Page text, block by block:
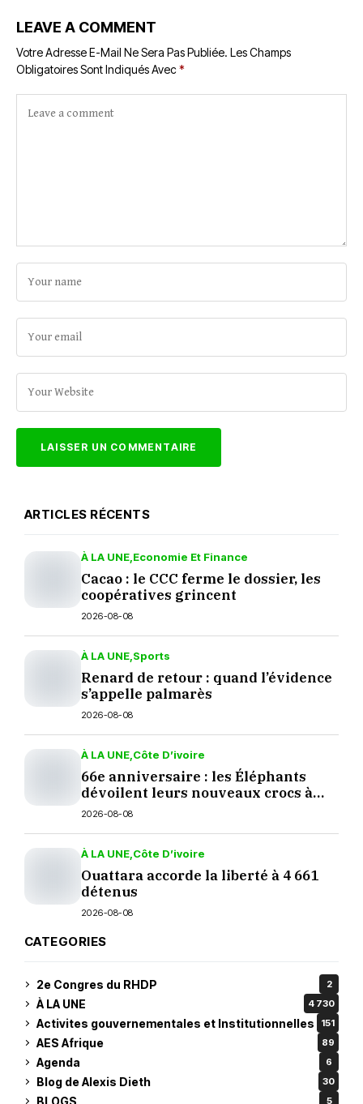
LEAVE A COMMENT
Votre Adresse E-Mail Ne Sera Pas Publiée. Les Champs
Obligatoires Sont Indiqués Avec*
ARTICLES RÉCENTS
À LA UNE Economie Et Finance
Cacao : le CCC ferme le dossier, les
coopératives grincent
2026-08-08
À LA UNE Sports
Renard de retour : quand l’évidence
s’appelle palmarès
2026-08-08
À LA UNE Côte D’ivoire
66e anniversaire : les Éléphants
dévoilent leurs nouveaux crocs à
Yopougon
2026-08-08
À LA UNE Côte D’ivoire
Ouattara accorde la liberté à 4 661
détenus
2026-08-08
CATEGORIES
2e Congres du RHDP 2
À LA UNE 4 730
Activites gouvernementales et Institutionnelles 151
AES Afrique 89
Agenda 6
Blog de Alexis Dieth 30
BLOGS 5